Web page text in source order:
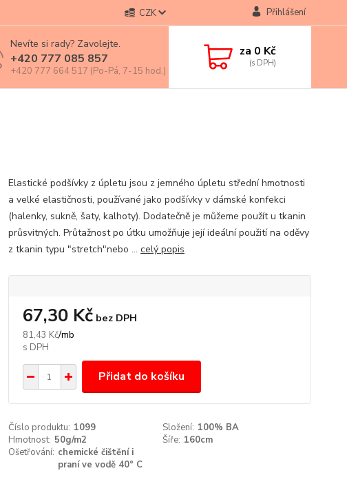
CZK Přihlášení
Nevíte si rady? Zavolejte.
+420 777 085 857
+420 777 664 517 (Po-Pá, 7-15 hod.)
za 0 Kč
Elastické podšívky z úpletu jsou z jemného úpletu střední hmotnosti
a velké elastičnosti, používané jako podšívky v dámské konfekci
(halenky, sukně, šaty, kalhoty). Dodatečně je můžeme použít u tkanin
průsvitných. Průtažnost po útku umožňuje její ideální použití na oděvy
z tkanin typu "stretch"nebo ... celý popis
81,43 Kč/mb
67,30 Kč bez DPH
Přidat do košíku
Číslo produktu: 1099 Složení: 100% BA
Hmotnost: 50g/m2 Šíře: 160cm
Ošetřování: chemické čištění i
praní ve vodě 40° C